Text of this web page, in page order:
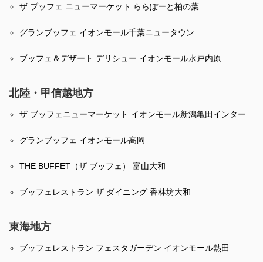
ザ ブッフェ ニューマーケット ららぽーと柏の葉
グランブッフェ イオンモール千葉ニュータウン
ブッフェ＆デザート デリシュー イオンモール水戸内原
北陸・甲信越地方
ザ ブッフェニューマーケット イオンモール新潟亀田インター
グランブッフェ イオンモール高岡
THE BUFFET（ザ ブッフェ） 富山大和
ブッフェレストラン ザ ダイニング 香林坊大和
東海地方
ブッフェレストラン フェスタガーデン イオンモール熱田